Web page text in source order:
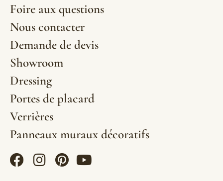
Foire aux questions
Nous contacter
Demande de devis
Showroom
Dressing
Portes de placard
Verrières
Panneaux muraux décoratifs